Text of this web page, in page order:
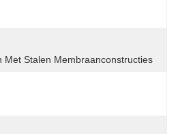
Met Stalen Membraanconstructies